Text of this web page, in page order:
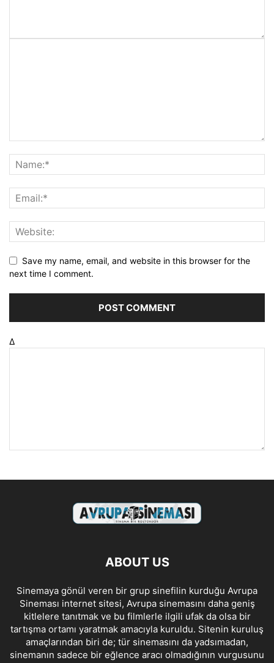
Save my name, email, and website in this browser for the
next time I comment.
Δ
ABOUT US
Sinemaya gönül veren bir grup sinefilin kurduğu Avrupa
Sineması internet sitesi, Avrupa sinemasını daha geniş
kitlelere tanıtmak ve bu filmlerle ilgili ufak da olsa bir
tartışma ortamı yaratmak amacıyla kuruldu. Sitenin kuruluş
amaçlarından biri de; tür sinemasını da yadsımadan,
sinemanın sadece bir eğlence aracı olmadığının vurgusunu